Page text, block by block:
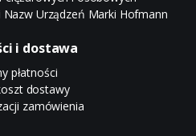
Nazw Urządzeń Marki Hofmann
i dostawa
płatności
dostawy
zamówienia